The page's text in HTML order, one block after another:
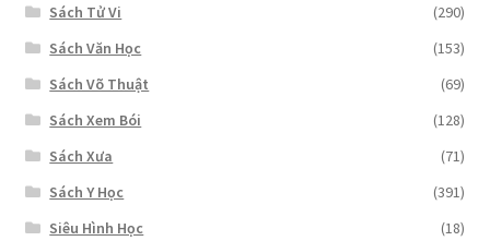
Sách Tử Vi
(290)
Sách Văn Học
(153)
Sách Võ Thuật
(69)
Sách Xem Bói
(128)
Sách Xưa
(71)
Sách Y Học
(391)
Siêu Hình Học
(18)